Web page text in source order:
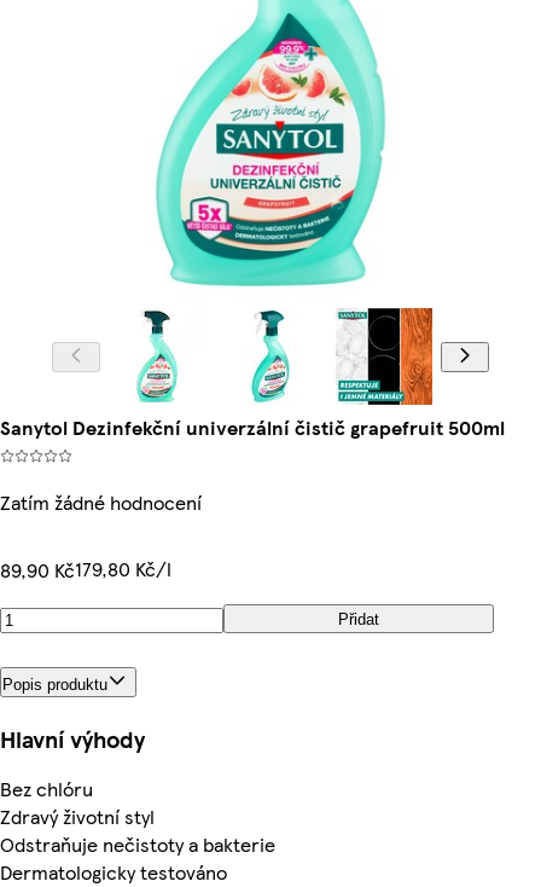
Sanytol Dezinfekční univerzální čistič grapefruit 500ml
Zatím žádné hodnocení
89,90 Kč179,80 Kč/l
Přidat
Popis produktu
Hlavní výhody
Bez chlóru
Zdravý životní styl
Odstraňuje nečistoty a bakterie
Dermatologicky testováno